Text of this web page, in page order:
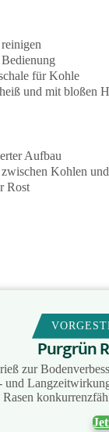
für Kohle
und mit bloßen
Aufbau
Kohlen
Rost
Purgrün
zur
und
Rasen